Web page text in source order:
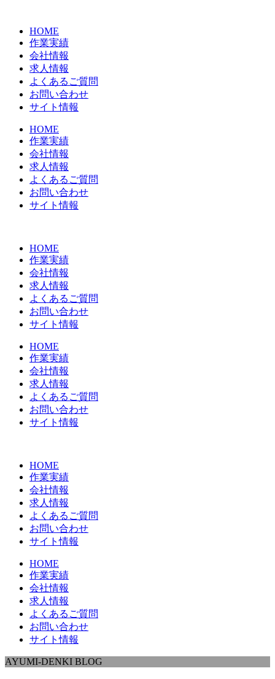
HOME
作業実績
会社情報
求人情報
よくあるご質問
お問い合わせ
サイト情報
HOME
作業実績
会社情報
求人情報
よくあるご質問
お問い合わせ
サイト情報
HOME
作業実績
会社情報
求人情報
よくあるご質問
お問い合わせ
サイト情報
HOME
作業実績
会社情報
求人情報
よくあるご質問
お問い合わせ
サイト情報
HOME
作業実績
会社情報
求人情報
よくあるご質問
お問い合わせ
サイト情報
HOME
作業実績
会社情報
求人情報
よくあるご質問
お問い合わせ
サイト情報
AYUMI-DENKI BLOG